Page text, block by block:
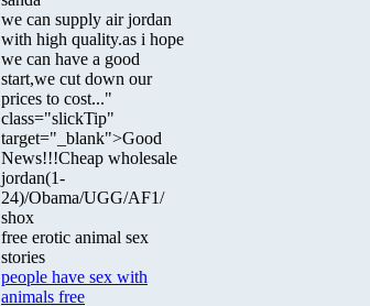
we can supply air jordan
with high quality.as i hope
we can have a good
start,we cut down our
prices to cost..."
class="slickTip"
target="_blank">Good
News!!!Cheap wholesale
jordan(1-
24)/Obama/UGG/AF1/
shox
free erotic animal sex
stories
people have sex with
animals free